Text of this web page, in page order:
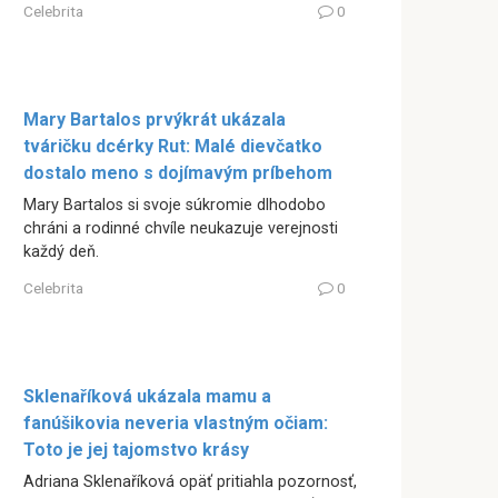
Celebrita 0
Mary Bartalos prvýkrát ukázala
tváričku dcérky Rut: Malé dievčatko
dostalo meno s dojímavým príbehom
Mary Bartalos si svoje súkromie dlhodobo
chráni a rodinné chvíle neukazuje verejnosti
každý deň.
Celebrita 0
Sklenaříková ukázala mamu a
fanúšikovia neveria vlastným očiam:
Toto je jej tajomstvo krásy
Adriana Sklenaříková opäť pritiahla pozornosť,